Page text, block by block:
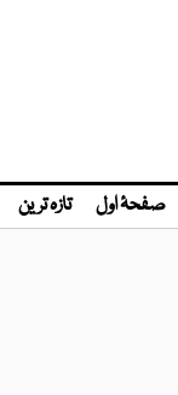
صفحۂ اول تازہ ترین